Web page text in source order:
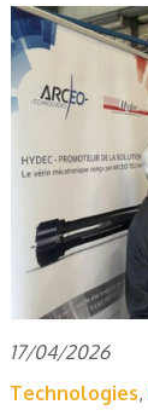
17/04/2026
Technologies,